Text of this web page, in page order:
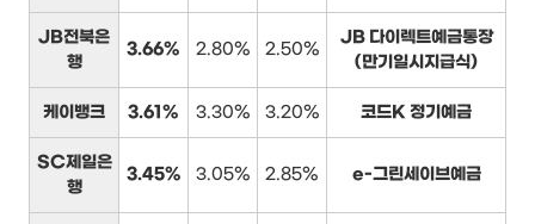
JB전북은
행
3.66% 2.80% 2.50%
JB 다이렉트예금통장
(만기일시지급식)
케이뱅크 3.61% 3.30% 3.20% 코드K 정기예금
SC제일은
행
3.45% 3.05% 2.85% e-그린세이브예금